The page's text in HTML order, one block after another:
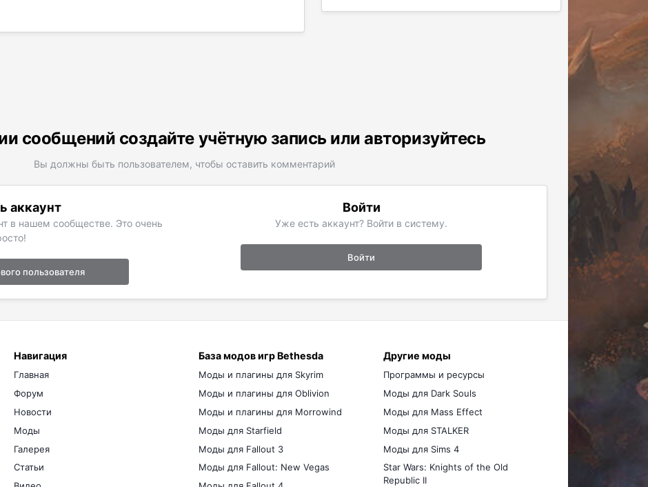
сообщений создайте учётную запись или авторизуйтесь
Вы должны быть пользователем, чтобы оставить комментарий
аккаунт
в нашем сообществе. Это очень
пользователя
Войти
Уже есть аккаунт? Войти в систему.
Войти
Навигация
Главная
Форум
Новости
Моды
Галерея
Статьи
База модов игр Bethesda
Моды и плагины для Skyrim
Моды и плагины для Oblivion
Моды и плагины для Morrowind
Моды для Starfield
Моды для Fallout 3
Моды для Fallout: New Vegas
Другие моды
Программы и ресурсы
Моды для Dark Souls
Моды для Mass Effect
Моды для STALKER
Моды для Sims 4
Star Wars: Knights of the Old
Republic II